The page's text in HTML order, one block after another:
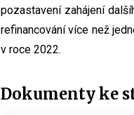
pozastavení zahájení
refinancování více než
v roce 2022.
Dokumenty ke